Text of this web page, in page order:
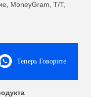
MoneyGram, T/T,
Теперь Говорите